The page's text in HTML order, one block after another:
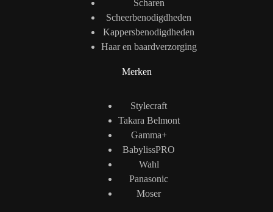
Scharen
Scheerbenodigdheden
Kappersbenodigdheden
Haar en baardverzorging
Merken
Stylecraft
Takara Belmont
Gamma+
BabylissPRO
Wahl
Panasonic
Moser